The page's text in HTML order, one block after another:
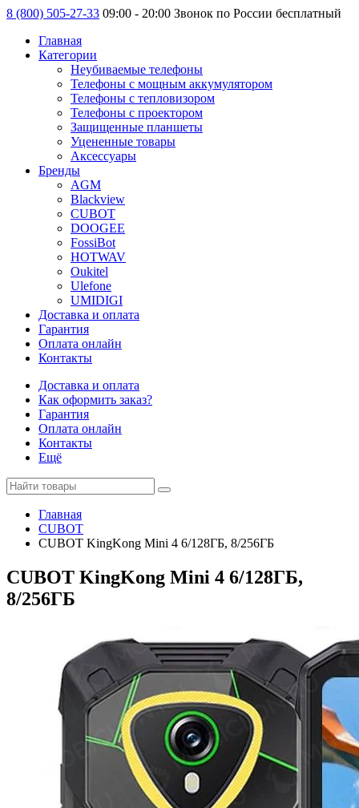
8 (800) 505-27-33 09:00 - 20:00 Звонок по России бесплатный
Главная
Категории
Неубиваемые телефоны
Телефоны с мощным аккумулятором
Телефоны с тепловизором
Телефоны с проектором
Защищенные планшеты
Уцененные товары
Аксессуары
Бренды
AGM
Blackview
CUBOT
DOOGEE
FossiBot
HOTWAV
Oukitel
Ulefone
UMIDIGI
Доставка и оплата
Гарантия
Оплата онлайн
Контакты
Доставка и оплата
Как оформить заказ?
Гарантия
Оплата онлайн
Контакты
Ещё
Главная
CUBOT
CUBOT KingKong Mini 4 6/128ГБ, 8/256ГБ
CUBOT KingKong Mini 4 6/128ГБ,
8/256ГБ